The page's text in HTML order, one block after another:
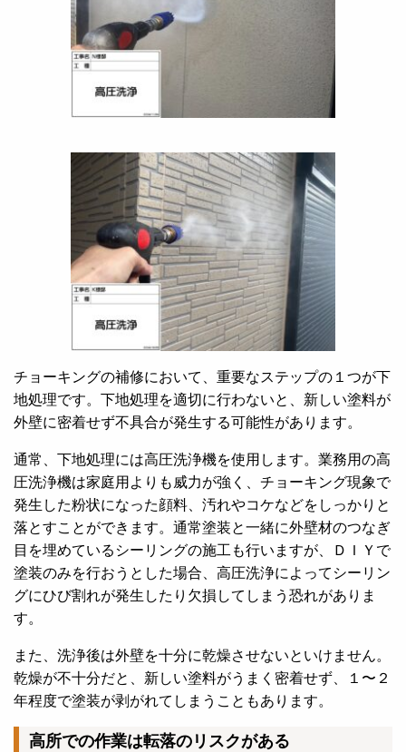
チョーキングの補修において、重要なステップの１つが下
地処理です。下地処理を適切に行わないと、新しい塗料が
外壁に密着せず不具合が発生する可能性があります。
通常、下地処理には高圧洗浄機を使用します。業務用の高
圧洗浄機は家庭用よりも威力が強く、チョーキング現象で
発生した粉状になった顔料、汚れやコケなどをしっかりと
落とすことができます。通常塗装と一緒に外壁材のつなぎ
目を埋めているシーリングの施工も行いますが、ＤＩＹで
塗装のみを行おうとした場合、高圧洗浄によって シーリン
グにひび割れが発生したり欠損してしまう恐れがありま
す。
また、洗浄後は外壁を十分に乾燥させないといけません。
乾燥が不十分だと、新しい塗料がうまく密着せず、１〜２
年程度で塗装が剥がれてしまうこともあります。
高所での作業は転落のリスクがある